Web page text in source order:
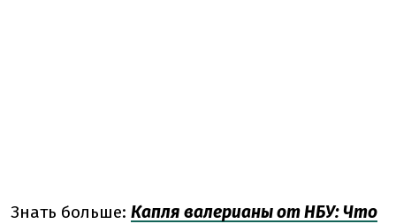
Знать больше: Капля валерианы от НБУ: Что